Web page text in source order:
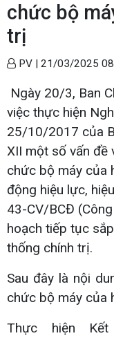
chức bộ
trị
PV | 21/03/2025
Ngày 20/3, Ban
việc thực hiện
25/10/2017 của
XII một số vấn đề
chức bộ máy của
động hiệu lực,
43-CV/BCĐ
hoạch tiếp tục
thống chính trị.
Sau đây là nội
chức bộ máy của
Thực hiện